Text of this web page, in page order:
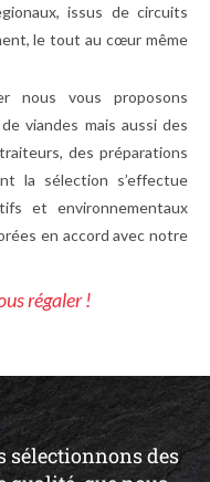
issus de circuits
le tout au cœur même
nous vous proposons
viandes mais aussi des
des préparations
la sélection s’effectue
et environnementaux
en accord avec notre
régaler !
sélectionnons des